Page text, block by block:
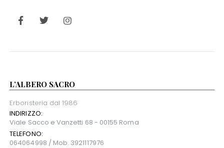
L’ALBERO SACRO
Erboristeria dal 1986
INDIRIZZO:
Viale Sacco e Vanzetti 68 - 00155 Roma
TELEFONO:
064064998 / Mob. 3921117976